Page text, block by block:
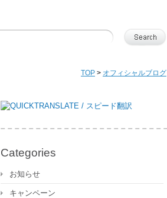
TOP > オフィシャルブログ
Categories
お知らせ
キャンペーン